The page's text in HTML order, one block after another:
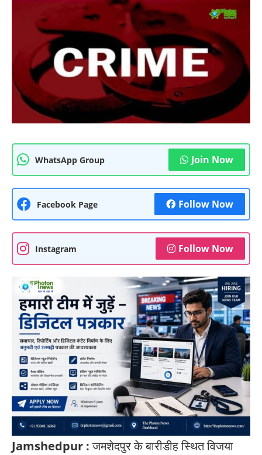
WhatsApp Group Join Now
Facebook Page Follow Now
Instagram Follow Now
Jamshedpur :जमशेदपुर के बारीडीह स्थित विजया